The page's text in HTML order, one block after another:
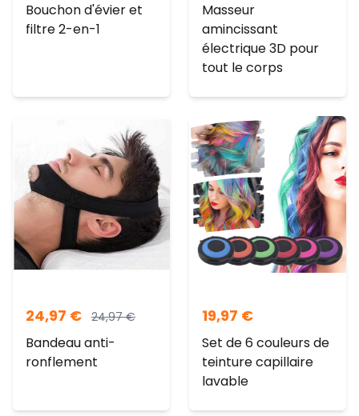
Bouchon d'évier et
filtre 2-en-1
Masseur
amincissant
électrique 3D pour
tout le corps
24,97 € 24,97€
Bandeau anti-
ronflement
19,97 €
Set de 6 couleurs de
teinture capillaire
lavable